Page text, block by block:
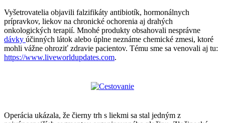
Vyšetrovatelia objavili falzifikáty antibiotík, hormonálnych
prípravkov, liekov na chronické ochorenia aj drahých
onkologických terapií. Mnohé produkty obsahovali nesprávne
dávky účinných látok alebo úplne neznáme chemické zmesi, ktoré
mohli vážne ohroziť zdravie pacientov. Tému sme sa venovali aj tu:
https://www.liveworldupdates.com.
Operácia ukázala, že čierny trh s liekmi sa stal jedným z